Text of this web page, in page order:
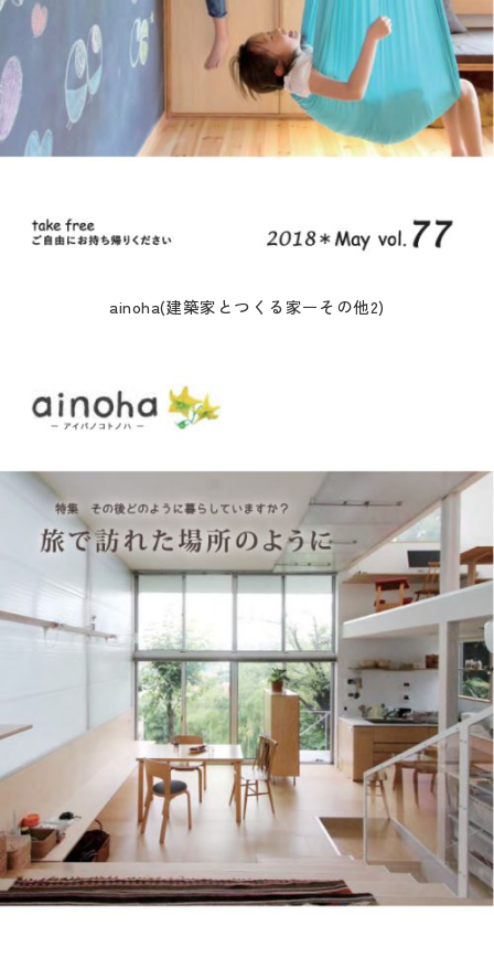
ainoha(建築家とつくる家ーその他2)